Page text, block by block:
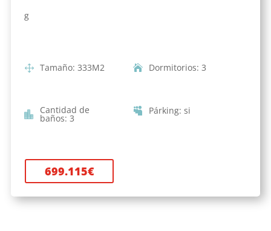
g
Tamaño: 333M2 Dormitorios: 3
Cantidad de
baños: 3
Párking: si
699.115€